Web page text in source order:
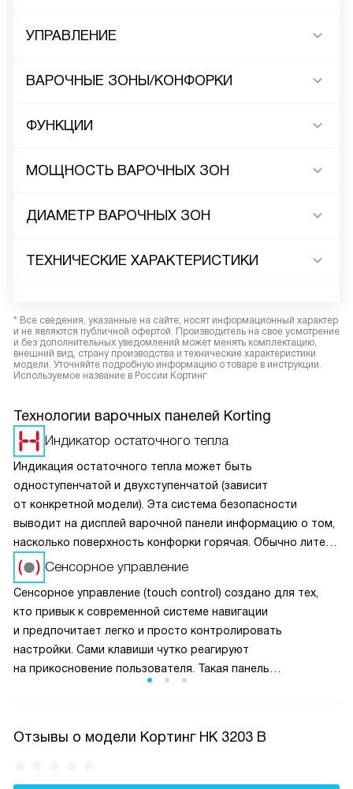
УПРАВЛЕНИЕ
ВАРОЧНЫЕ ЗОНЫ/КОНФОРКИ
ФУНКЦИИ
МОЩНОСТЬ ВАРОЧНЫХ ЗОН
ДИАМЕТР ВАРОЧНЫХ ЗОН
ТЕХНИЧЕСКИЕ ХАРАКТЕРИСТИКИ
* Все сведения, указанные на сайте, носят информационный характер
и не являются публичной офертой. Производитель на свое усмотрение
и без дополнительных уведомлений может менять комплектацию,
внешний вид, страну производства и технические характеристики
модели. Уточняйте подробную информацию о товаре в инструкции.
Используемое название в России Кортинг
Технологии варочных панелей Korting
Индикатор остаточного тепла
Индикация остаточного тепла может быть
одноступенчатой и двухступенчатой (зависит
от конкретной модели). Эта система безопасности
выводит на дисплей варочной панели информацию о том,
насколько поверхность конфорки горячая. Обычно литера
«H» означает очень высокую температуру, а «h» — чуть
ниже. Но, тем не менее, риск получить ожог остаётся.
Сенсорное управление
Сенсорное управление (touch control) создано для тех,
кто привык к современной системе навигации
и предпочитает легко и просто контролировать
настройки. Сами клавиши чутко реагируют
на прикосновение пользователя. Такая панель
Отзывы о модели Кортинг HK 3203 B